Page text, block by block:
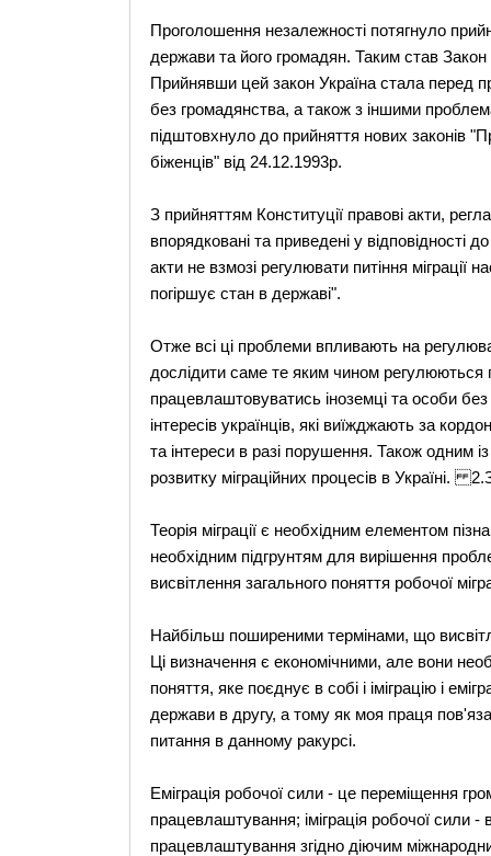
Проголошення незалежності потягнуло
держави та його громадян. Таким став
Прийнявши цей закон Україна стала перед
без громадянства, а також з іншими
підштовхнуло до прийняття нових законів
біженців" від 24.12.1993р.
З прийняттям Конституції правові акти,
впорядковані та приведені у відповідності
акти не взмозі регулювати питіння міграції
погіршує стан в державі".
Отже всі ці проблеми впливають на
дослідити саме те яким чином регулюються
працевлаштовуватись іноземці та особи
інтересів українців, які виїжджають за
та інтереси в разі порушення. Також одним
розвитку міграційних процесів в Україні.
Теорія міграції є необхідним елементом
необхідним підгрунтям для вирішення
висвітлення загального поняття робочої
Найбільш поширеними термінами, що
Ці визначення є економічними, але вони
поняття, яке поєднує в собі і іміграцію і
держави в другу, а тому як моя праця
питання в данному ракурсі.
Еміграція робочої сили - це переміщення
працевлаштування; іміграція робочої сили
працевлаштування згідно діючим